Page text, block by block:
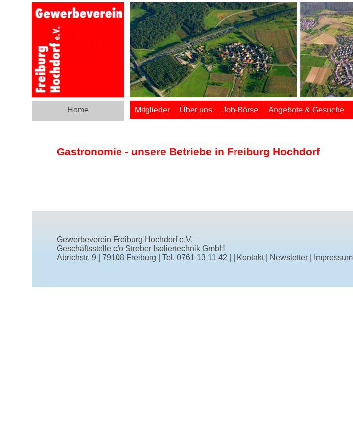
Home Mitglieder Über uns Job-Börse Angebote & Gesuche
Gastronomie - unsere Betriebe in Freiburg Hochdorf
Gewerbeverein Freiburg Hochdorf e.V.
Geschäftsstelle c/o Streber Isoliertechnik GmbH
Abrichstr. 9
79108 Freiburg Tel. 0761 13 11 42 Kontakt Newsletter Impressum